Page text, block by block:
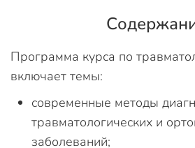
Программа курса по
включает темы:
современные методы
травматологических и
заболеваний;